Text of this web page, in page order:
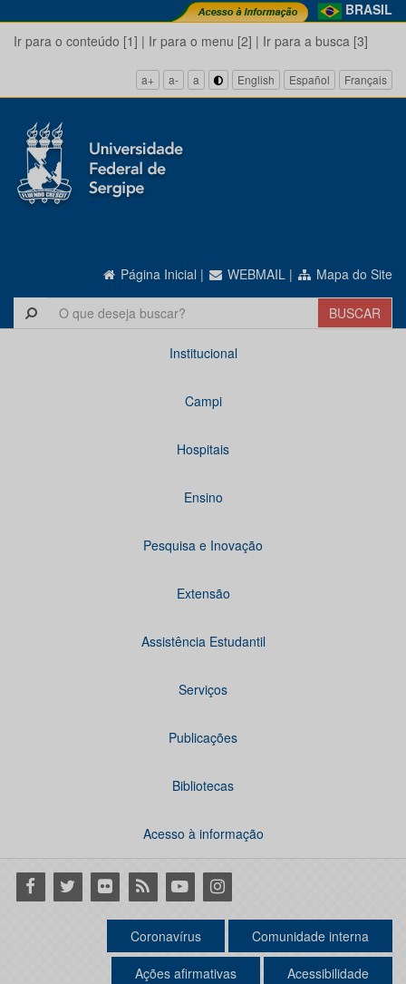
BRASIL
Ir para o conteúdo [1] | Ir para o menu [2] | Ir para a busca [3]
a+ a- a English Español Français
Página Inicial | WEBMAIL | Mapa do Site
Institucional
Campi
Hospitais
Ensino
Pesquisa e Inovação
Extensão
Assistência Estudantil
Serviços
Publicações
Bibliotecas
Acesso à informação
Facebook
Twitter Flickr RSS YoutubeInstagram
Coronavírus Comunidade interna
Ações afirmativas Acessibilidade